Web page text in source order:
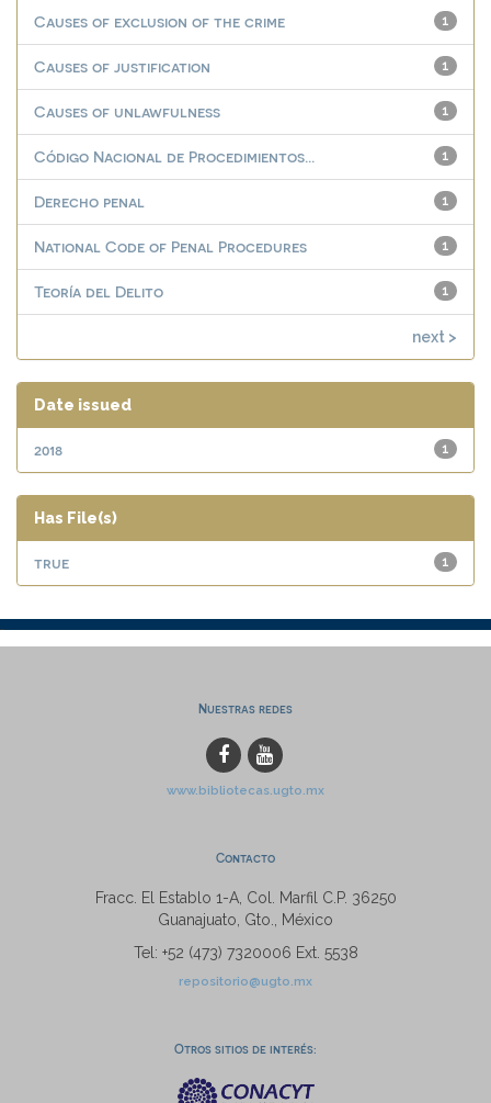
1
Causes of exclusion of the crime
1
Causes of justification
1
Causes of unlawfulness
1
Código Nacional de Procedimientos...
1
Derecho penal
1
National Code of Penal Procedures
1
Teoría del Delito
next >
Date issued
1
2018
Has File(s)
1
true
Nuestras redes
www.bibliotecas.ugto.mx
Contacto
Fracc. El Establo 1-A, Col. Marfil C.P. 36250
Guanajuato, Gto., México
Tel: +52 (473) 7320006 Ext. 5538
repositorio@ugto.mx
Otros sitios de interés: